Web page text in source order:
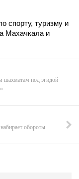
спорту, туризму и
Махачкала и
шахматам под эгидой
обороты